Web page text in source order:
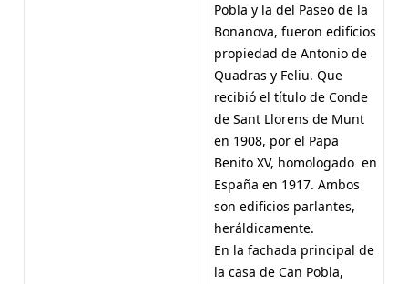
Pobla y la del Paseo de la
Bonanova, fueron edificios
propiedad de Antonio de
Quadras y Feliu. Que
recibió el título de Conde
de Sant Llorens de Munt
en 1908, por el Papa
Benito XV, homologado en
España en 1917. Ambos
son edificios parlantes,
heráldicamente.
En la fachada principal de
la casa de Can Pobla,